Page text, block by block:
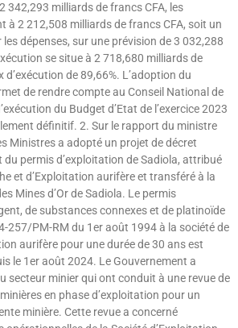
342,293 milliards de francs CFA, les
à 2 212,508 milliards de francs CFA, soit un
dépenses, sur une prévision de 3 032,288
se situe à 2 718,680 milliards de
de 89,66%. L’adoption du
de rendre compte au Conseil National de
du Budget d’Etat de l’exercice 2023
définitif. 2. Sur le rapport du ministre
Ministres a adopté un projet de décret
permis d’exploitation de Sadiola, attribué
et d’Exploitation aurifère et transféré à la
Mines d’Or de Sadiola. Le permis
de substances connexes et de platinoïde
257/PM-RM du 1er août 1994 à la société de
aurifère pour une durée de 30 ans est
le 1er août 2024. Le Gouvernement a
secteur minier qui ont conduit à une revue de
en phase d’exploitation pour un
minière. Cette revue a concerné